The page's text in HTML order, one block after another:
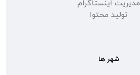
مدیریت اینستاگرام
تولید محتوا
شهر ها